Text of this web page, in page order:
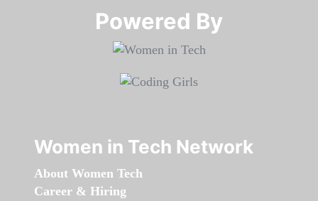
Powered By​​​​​​​
Women in Tech Network
About Women Tech
Career & Hiring